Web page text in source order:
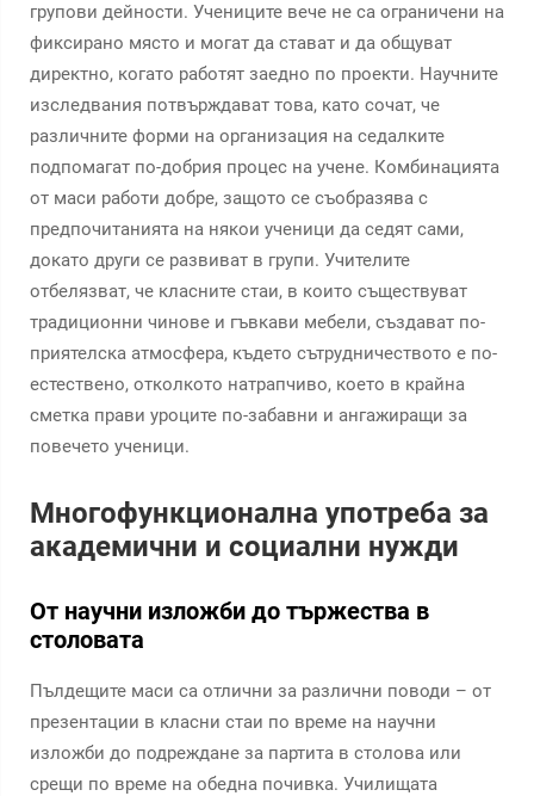
групови дейности. Учениците вече не са ограничени на
фиксирано място и могат да стават и да общуват
директно, когато работят заедно по проекти. Научните
изследвания потвърждават това, като сочат, че
различните форми на организация на седалките
подпомагат по-добрия процес на учене. Комбинацията
от маси работи добре, защото се съобразява с
предпочитанията на някои ученици да седят сами,
докато други се развиват в групи. Учителите
отбелязват, че класните стаи, в които съществуват
традиционни чинове и гъвкави мебели, създават по-
приятелска атмосфера, където сътрудничеството е по-
естествено, отколкото натрапчиво, което в крайна
сметка прави уроците по-забавни и ангажиращи за
повечето ученици.
Многофункционална употреба за
академични и социални нужди
От научни изложби до тържества в
столовата
Пълдещите маси са отлични за различни поводи – от
презентации в класни стаи по време на научни
изложби до подреждане за партита в столова или
срещи по време на обедна почивка. Училищата